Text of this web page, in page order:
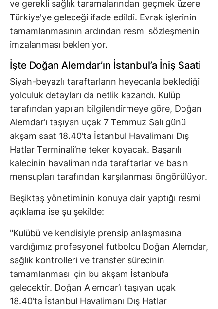
ve gerekli sağlık taramalarından geçmek üzere
Türkiye'ye geleceği ifade edildi. Evrak işlerinin
tamamlanmasının ardından resmi sözleşmenin
imzalanması bekleniyor.
İşte Doğan Alemdar’ın İstanbul’a İniş Saati
Siyah-beyazlı taraftarların heyecanla beklediği
yolculuk detayları da netlik kazandı. Kulüp
tarafından yapılan bilgilendirmeye göre, Doğan
Alemdar’ı taşıyan uçak 7 Temmuz Salı günü
akşam saat 18.40’ta İstanbul Havalimanı Dış
Hatlar Terminali’ne teker koyacak. Başarılı
kalecinin havalimanında taraftarlar ve basın
mensupları tarafından karşılanması öngörülüyor.
Beşiktaş yönetiminin konuya dair yaptığı resmi
açıklama ise şu şekilde:
"Kulübü ve kendisiyle prensip anlaşmasına
vardığımız profesyonel futbolcu Doğan Alemdar,
sağlık kontrolleri ve transfer sürecinin
tamamlanması için bu akşam İstanbul’a
gelecektir. Doğan Alemdar’ı taşıyan uçak
18.40’ta İstanbul Havalimanı Dış Hatlar